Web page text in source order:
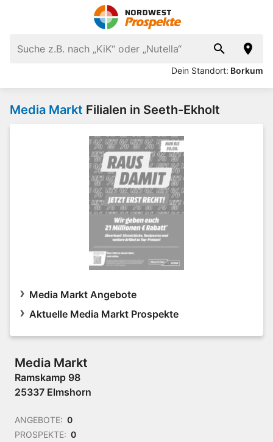
Dein Standort: Borkum
Media Markt Filialen in Seeth-Ekholt
Media Markt Angebote
Aktuelle Media Markt Prospekte
Media Markt
Ramskamp 98
25337 Elmshorn
ANGEBOTE: 0
PROSPEKTE: 0